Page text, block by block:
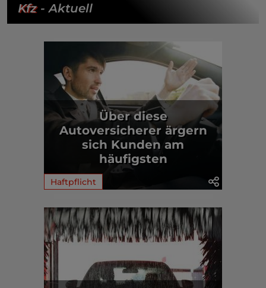
Kfz- Aktuell
Über diese
Autoversicherer ärgern
sich Kunden am
häufigsten
Haftpflicht